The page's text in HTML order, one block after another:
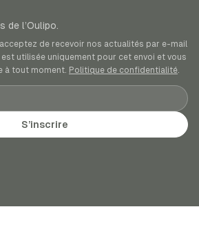
de l’Oulipo.
de recevoir nos actualités par e-mail
utilisée uniquement pour cet envoi et vous
à tout moment. Politique de confidentialité.
S’inscrire